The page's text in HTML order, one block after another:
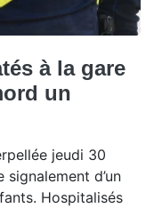
à la gare
un
jeudi 30
d’un
Hospitalisés